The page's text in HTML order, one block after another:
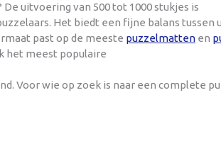
uitvoering van 500 tot 1000 stukjes is
Het biedt een fijne balans tussen
past op de meeste puzzelmatten en
het meest populaire
Voor wie op zoek is naar een complete